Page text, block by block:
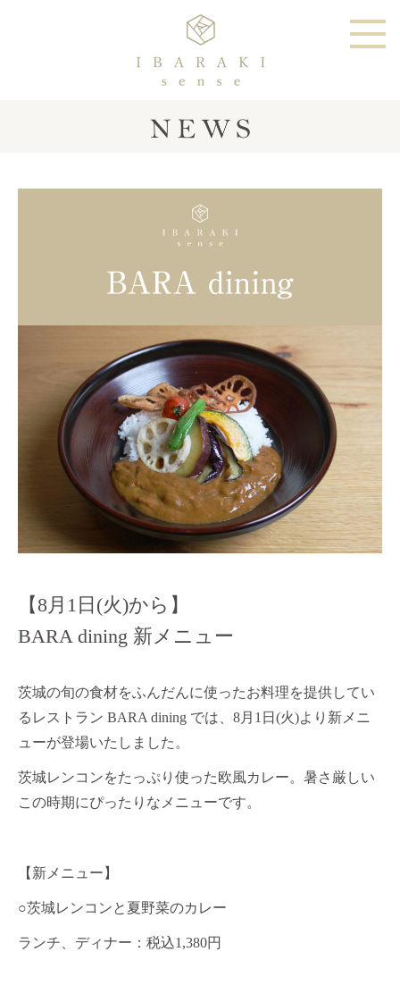
【8月1日(火)から】
BARA dining 新メニュー
茨城の旬の食材をふんだんに使ったお料理を提供してい
るレストラン BARA dining では、 8月 1 日 (火)より新メニ
ューが登場いたしました。
茨城レンコンをたっぷり使った欧風カレー。暑さ厳しい
この時期にぴったりなメニューです。
【新メニュー】
○茨城レンコンと夏野菜のカレー
ランチ、ディナー：税込1,380円